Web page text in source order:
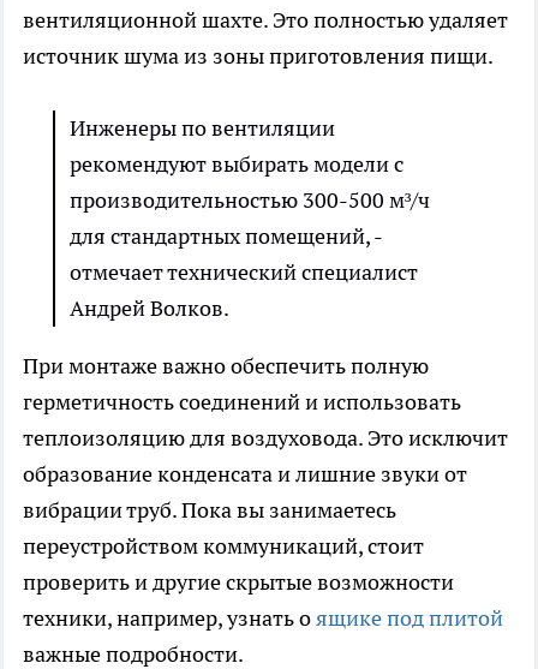
вентиляционной шахте. Это полностью удаляет
источник шума из зоны приготовления пищи.
Инженеры по вентиляции
рекомендуют выбирать модели с
производительностью 300-500 м³/ч
для стандартных помещений, -
отмечает технический специалист
Андрей Волков.
При монтаже важно обеспечить полную
герметичность соединений и использовать
теплоизоляцию для воздуховода. Это исключит
образование конденсата и лишние звуки от
вибрации труб. Пока вы занимаетесь
переустройством коммуникаций, стоит
проверить и другие скрытые возможности
техники, например, узнать оящике под плитой
важные подробности.